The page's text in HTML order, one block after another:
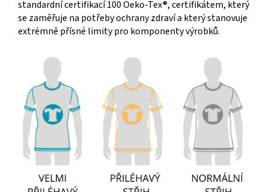
standardní certifikací 100 Oeko-Tex®, certifikátem, který
se zaměřuje na potřeby ochrany zdraví a který stanovuje
extrémně přísné limity pro komponenty výrobků.